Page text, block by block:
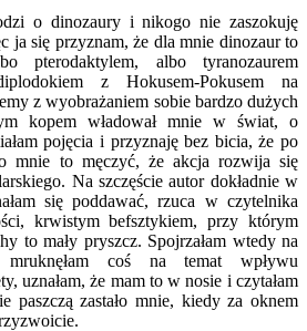
o dinozaury i nikogo nie zaszokuję
ja się przyznam, że dla mnie dinozaur to
pterodaktylem, albo tyranozaurem
z Hokusem-Pokusem na
z wyobrażaniem sobie bardzo dużych
kopem władował mnie w świat, o
pojęcia i przyznaję bez bicia, że po
mnie to męczyć, że akcja rozwija się
Na szczęście autor dokładnie w
się poddawać, rzuca w czytelnika
krwistym befsztykiem, przy którym
to mały pryszcz. Spojrzałam wtedy na
mruknęłam coś na temat wpływu
uznałam, że mam to w nosie i czytałam
paszczą zastało mnie, kiedy za oknem